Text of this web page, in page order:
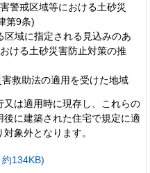
警戒区域等における土砂災
第9条)
域に指定される見込みのあ
ける土砂災害防止対策の推
救助法の適用を受けた地域
は適用時に現存し、これらの
に建築された住宅で規定に適
象外となります。
134KB)